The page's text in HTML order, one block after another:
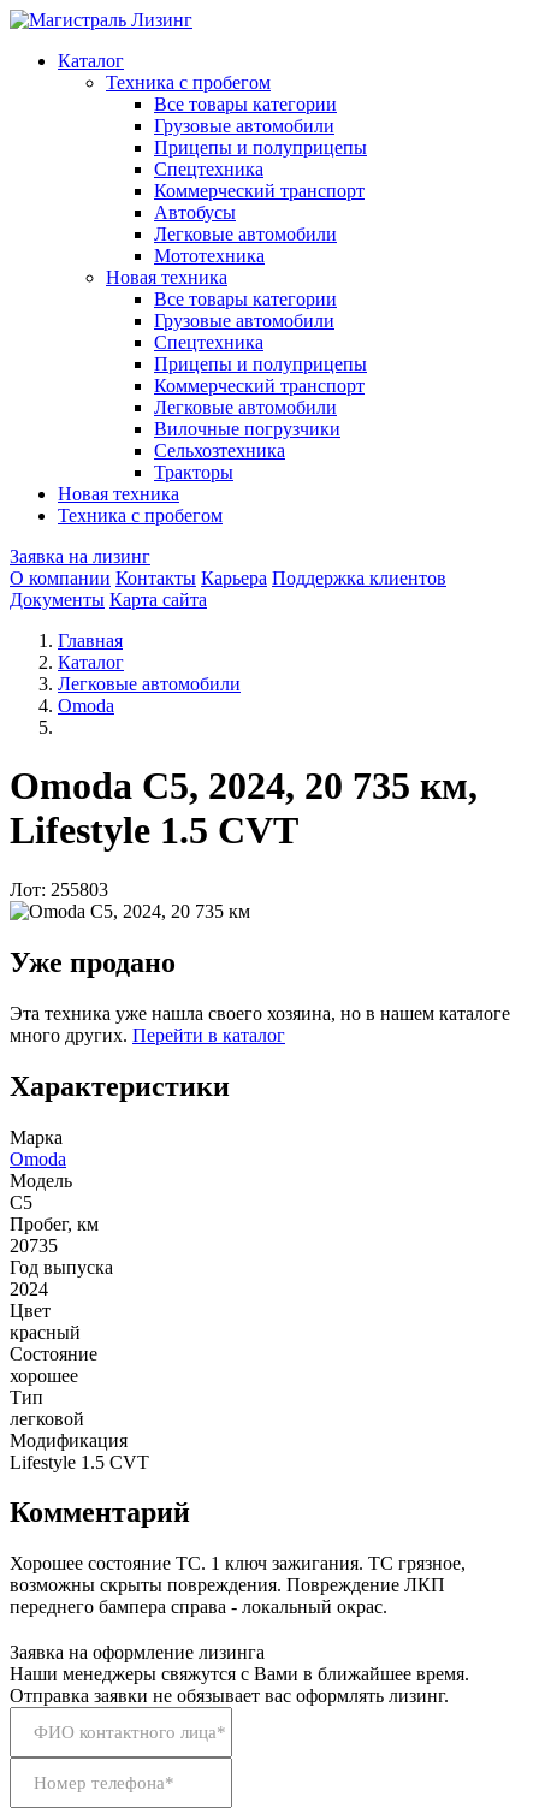
Каталог
Техника с пробегом
Все товары категории
Грузовые автомобили
Прицепы и полуприцепы
Спецтехника
Коммерческий транспорт
Автобусы
Легковые автомобили
Мототехника
Новая техника
Все товары категории
Грузовые автомобили
Спецтехника
Прицепы и полуприцепы
Коммерческий транспорт
Легковые автомобили
Вилочные погрузчики
Сельхозтехника
Тракторы
Новая техника
Техника с пробегом
Заявка на лизинг
О компании Контакты Карьера Поддержка клиентов
Документы Карта сайта
Главная
Каталог
Легковые автомобили
Omoda
Omoda C5, 2024, 20 735 км,
Lifestyle 1.5 CVT
Лот: 255803
Уже продано
Эта техника уже нашла своего хозяина, но в нашем каталоге
много других. Перейти в каталог
Характеристики
Марка
Omoda
Модель
C5
Пробег, км
20735
Год выпуска
2024
Цвет
красный
Состояние
хорошее
Тип
легковой
Модификация
Lifestyle 1.5 CVT
Комментарий
Хорошее состояние ТС. 1 ключ зажигания. ТС грязное,
возможны скрыты повреждения. Повреждение ЛКП
переднего бампера справа - локальный окрас.
Заявка на оформление лизинга
Наши менеджеры свяжутся с Вами в ближайшее время.
Отправка заявки не обязывает вас оформлять лизинг.
ФИО контактного лица*
Номер телефона*